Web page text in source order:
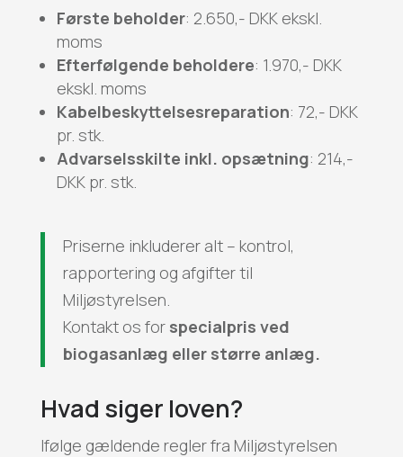
Første beholder: 2.650,- DKK ekskl.
moms
Efterfølgende beholdere: 1.970,- DKK
ekskl. moms
Kabelbeskyttelsesreparation: 72,- DKK
pr. stk.
Advarselsskilte inkl. opsætning: 214,-
DKK pr. stk.
Priserne inkluderer alt – kontrol,
rapportering og afgifter til
Miljøstyrelsen.
Kontakt os for specialpris ved
biogasanlæg eller større anlæg.
Hvad siger loven?
Ifølge gældende regler fra Miljøstyrelsen